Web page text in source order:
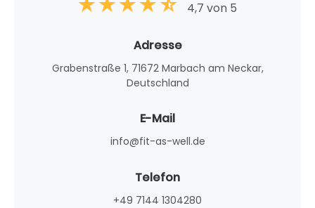
4,7 von 5
Adresse
Grabenstraße 1, 71672 Marbach am Neckar,
Deutschland
E-Mail
info@fit-as-well.de
Telefon
+49 7144 1304280